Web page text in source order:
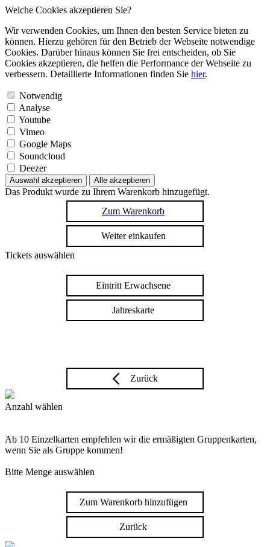
Welche Cookies akzeptieren Sie?
Wir verwenden Cookies, um Ihnen den besten Service bieten zu
können. Hierzu gehören für den Betrieb der Webseite notwendige
Cookies. Darüber hinaus können Sie frei entscheiden, ob Sie
Cookies akzeptieren, die helfen die Performance der Webseite zu
verbessern. Detaillierte Informationen finden Sie hier.
Notwendig
Analyse
Youtube
Vimeo
Google Maps
Soundcloud
Deezer
Auswahl akzeptieren Alle akzeptieren
Das Produkt wurde zu Ihrem Warenkorb hinzugefügt.
Zum Warenkorb
Weiter einkaufen
Tickets auswählen
Eintritt Erwachsene
Jahreskarte
Zurück
Anzahl wählen
Ab 10 Einzelkarten empfehlen wir die ermäßigten Gruppenkarten,
wenn Sie als Gruppe kommen!
Bitte Menge auswählen
Zum Warenkorb hinzufügen
Zurück